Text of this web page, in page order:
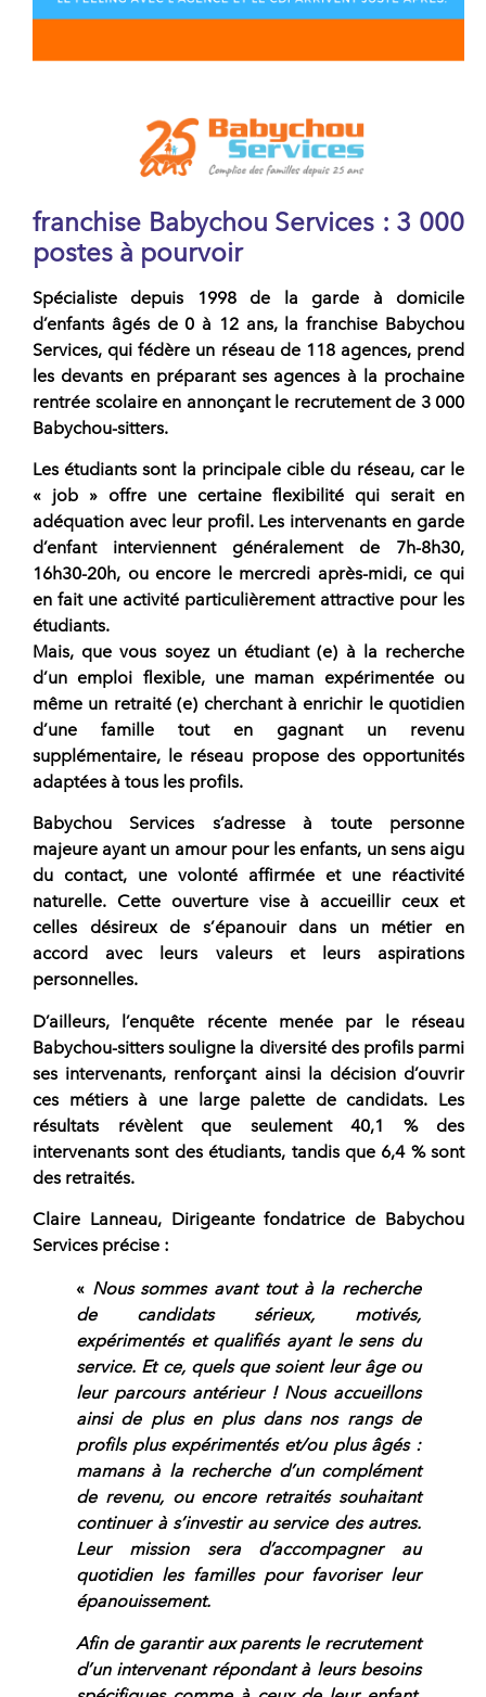
franchise Babychou Services : 3 000
postes à pourvoir
Spécialiste depuis 1998 de la garde à domicile
d’enfants âgés de 0 à 12 ans, la franchise Babychou
Services, qui fédère un réseau de 118 agences, prend
les devants en préparant ses agences à la prochaine
rentrée scolaire en annonçant le recrutement de 3 000
Babychou-sitters.
Les étudiants sont la principale cible du réseau, car le
« job » offre une certaine flexibilité qui serait en
adéquation avec leur profil. Les intervenants en garde
d’enfant interviennent généralement de 7h-8h30,
16h30-20h, ou encore le mercredi après-midi, ce qui
en fait une activité particulièrement attractive pour les
étudiants.
Mais, que vous soyez un étudiant (e) à la recherche
d’un emploi flexible, une maman expérimentée ou
même un retraité (e) cherchant à enrichir le quotidien
d’une famille tout en gagnant un revenu
supplémentaire, le réseau propose des opportunités
adaptées à tous les profils.
Babychou Services s’adresse à toute personne
majeure ayant un amour pour les enfants, un sens aigu
du contact, une volonté affirmée et une réactivité
naturelle. Cette ouverture vise à accueillir ceux et
celles désireux de s’épanouir dans un métier en
accord avec leurs valeurs et leurs aspirations
personnelles.
D’ailleurs, l’enquête récente menée par le réseau
Babychou-sitters souligne la diversité des profils parmi
ses intervenants, renforçant ainsi la décision d’ouvrir
ces métiers à une large palette de candidats. Les
résultats révèlent que seulement 40,1 % des
intervenants sont des étudiants, tandis que 6,4 % sont
des retraités.
Claire Lanneau, Dirigeante fondatrice de Babychou
Services précise :
« Nous sommes avant tout à la recherche
de candidats sérieux, motivés,
expérimentés et qualifiésayant le sens du
service. Et ce, quels que soient leur âge ou
leur parcours antérieur ! Nous accueillons
ainsi de plus en plus dans nos rangs de
profils plus expérimentés et/ou plus âgés :
mamans à la recherche d’un complément
de revenu, ou encore retraités souhaitant
continuer à s’investir au service des autres.
Leur mission sera d’accompagner au
quotidien les familles pour favoriser leur
épanouissement.
Afin de garantir aux parents le recrutement
d’un intervenant répondant à leurs besoins